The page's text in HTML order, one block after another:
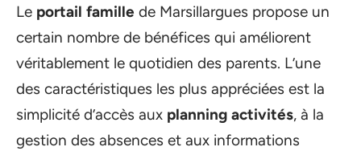
Le portail famille de Marsillargues propose un
certain nombre de bénéfices qui améliorent
véritablement le quotidien des parents. L’une
des caractéristiques les plus appréciées est la
simplicité d’accès aux planning activités, à la
gestion des absences et aux informations